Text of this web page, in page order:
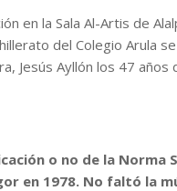
en la Sala Al-Artis de
del Colegio Arula
Jesús Ayllón los 47 años
o no de la Norma
en 1978. No faltó la